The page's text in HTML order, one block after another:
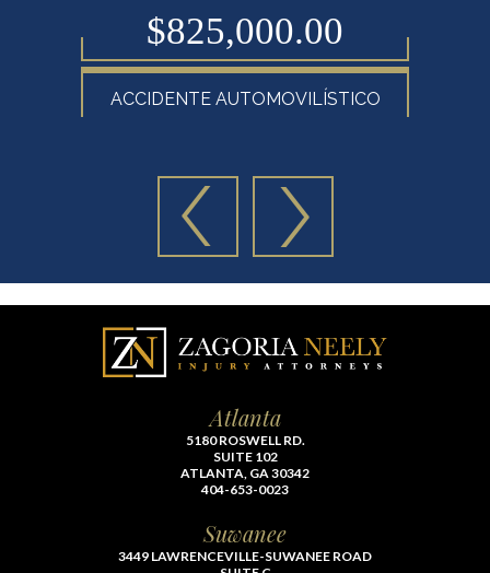
$825,000.00
ACCIDENTE AUTOMOVILÍSTICO
Atlanta
5180 ROSWELL RD.
SUITE 102
ATLANTA, GA 30342
404-653-0023
Suwanee
3449 LAWRENCEVILLE-SUWANEE ROAD